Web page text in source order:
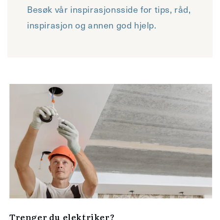
Besøk vår inspirasjonsside for tips, råd,
inspirasjon og annen god hjelp.
Trenger du elektriker?